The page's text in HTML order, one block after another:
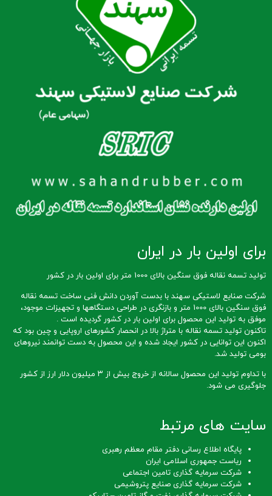
برای اولین بار در ایران
تولید تسمه نقاله فوق سنگین بالای 1000 متر برای اولین بار در کشور
شرکت صنایع لاستیکی سهند با بدست آوردن دانش فنی ساخت تسمه نقاله
فوق سنگین بالای 1000 متر و بازنگری در طراحی دستگاهها و تجهیزات موجود،
موفق به تولید این محصول برای اولین بار در کشور گردیده است .
تاکنون تولید تسمه نقاله با متراژ بالا در انحصار کشورهای اروپایی و چین بود که
اکنون این توانایی در کشور ایجاد شده و این محصول به دست توانمند نیروهای
بومی تولید شد.
با تداوم تولید این محصول سالانه از خروج بیش از ۳ میلیون دلار ارز از کشور
جلوگیری می شود.
سایت های مرتبط
پایگاه اطلاع رسانی دفتر مقام معظم رهبری
ریاست جمهوری اسلامی ایران
شرکت سرمایه گذاری تامین اجتماعی
شرکت سرمایه گذاری صنایع پتروشیمی